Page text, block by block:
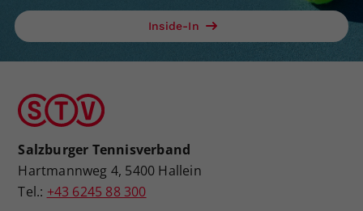
Inside-In
Salzburger Tennisverband
Hartmannweg 4, 5400 Hallein
Tel.: +43 6245 88 300